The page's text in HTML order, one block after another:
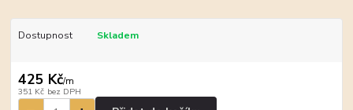
Dostupnost Skladem
425 Kč/m
351 Kč bez DPH